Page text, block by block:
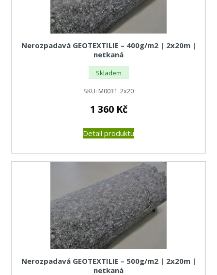
Nerozpadavá GEOTEXTILIE – 400g/m2 | 2x20m |
netkaná
Skladem
SKU: M0031_2x20
1 360 Kč
Detail produktu
Nerozpadavá GEOTEXTILIE – 500g/m2 | 2x20m |
netkaná